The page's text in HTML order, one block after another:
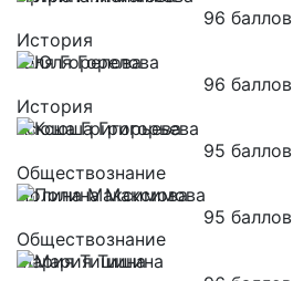
96 баллов
История
Юля Горелова
96 баллов
История
Ксюша Григорьева
95 баллов
Обществознание
Полина Максимова
95 баллов
Обществознание
Мария Тишина